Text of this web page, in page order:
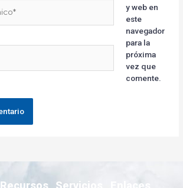
y web en
este
navegador
para la
próxima
vez que
comente.
Recursos Servicios Enlaces